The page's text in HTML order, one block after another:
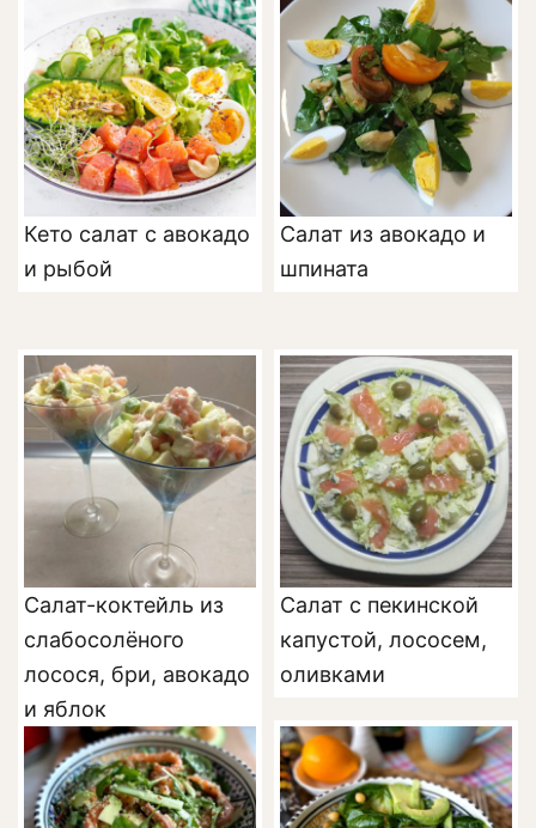
Кето салат с авокадо
и рыбой
Салат из авокадо и
шпината
Салат-коктейль из
слабосолёного
лосося, бри, авокадо
и яблок
Салат с пекинской
капустой, лососем,
оливками